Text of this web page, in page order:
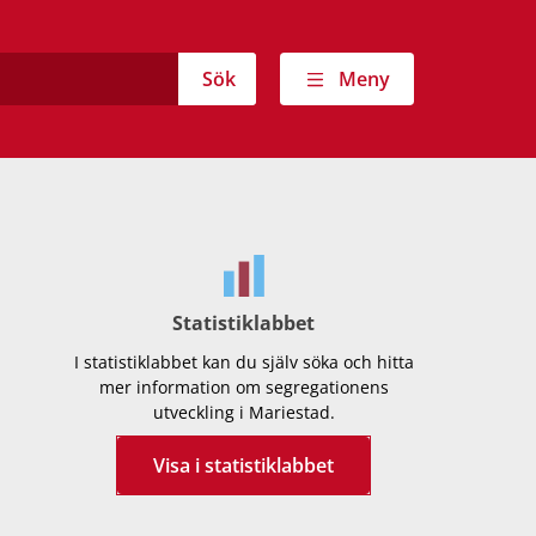
Sök Meny
Statistiklabbet
I statistiklabbet kan du själv söka och hitta
mer information om segregationens
utveckling i Mariestad.
Visa i statistiklabbet